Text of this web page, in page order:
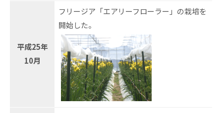
平成25年
10月
フリージア「エアリーフローラー」の栽培を
開始した。